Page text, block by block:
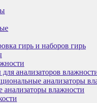
гирь и наборов гирь
анализаторов
анализаторы
анализаторы влажности